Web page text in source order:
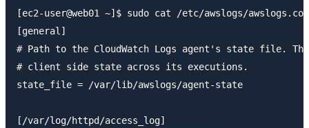
[ec2-user@web01 ~]$ sudo cat /etc/awslogs/
[general]
# Path to the CloudWatch Logs agent's state file.
# client side state across its executions.
state_file = /var/lib/awslogs/agent-state
[/var/log/httpd/access_log]